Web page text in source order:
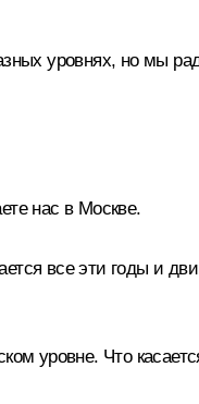
уровнях, но мы
нас в Москве.
все эти годы и
уровне. Что